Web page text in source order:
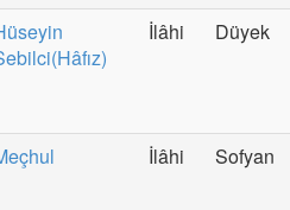
İlâhi Düyek
İlâhi Sofyan